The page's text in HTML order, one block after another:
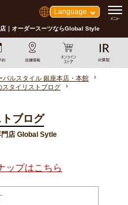
Language
｜オーダースーツならGlobal Style
バルスタイル 銀座本店・本館
スタイリストブログ
ブログ
店 Global Sytle
ップはこちら